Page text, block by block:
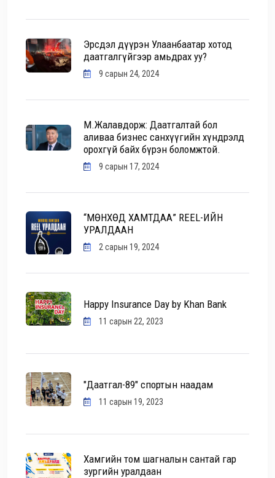
Эрсдэл дүүрэн Улаанбаатар хотод
даатгалгүйгээр амьдрах уу?
9 сарын 24, 2024
М.Жалавдорж: Даатгалтай бол
аливаа бизнес санхүүгийн хүндрэлд
орохгүй байх бүрэн боломжтой.
9 сарын 17, 2024
“МӨНХӨД ХАМТДАА” REEL-ИЙН
УРАЛДААН
2 сарын 19, 2024
Happy Insurance Day by Khan Bank
11 сарын 22, 2023
"Даатгал-89" спортын наадам
11 сарын 19, 2023
Хамгийн том шагналын сантай гар
зургийн уралдаан